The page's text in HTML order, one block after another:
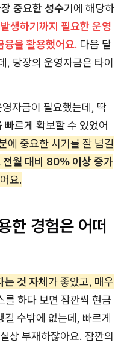
중요한 성수기에 해당하
생하기까지 필요한 운영
융을 활용했어요. 다음 달
, 당장의 운영자금은 타이
자금이 필요했는데, 딱
르게 확보할 수 있었어
에 중요한 시기를 잘 넘길
전월 대비 80% 이상 증가
요.
한 경험은 어떠
는 것 자체가 좋았고, 매우
를 하다 보면 잠깐씩 현금
수밖에 없는데, 빠르게
상 부재하잖아요. 잠깐의